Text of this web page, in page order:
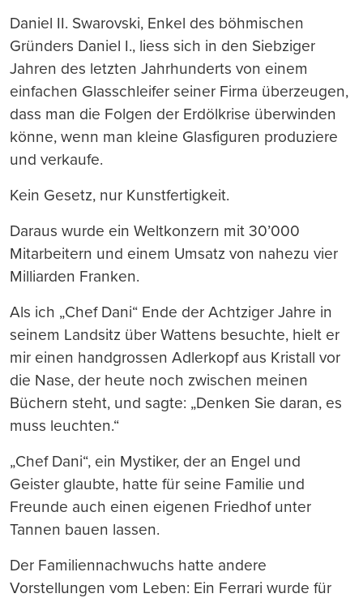
Daniel II. Swarovski, Enkel des böhmischen
Gründers Daniel I., liess sich in den Siebziger
Jahren des letzten Jahrhunderts von einem
einfachen Glasschleifer seiner Firma überzeugen,
dass man die Folgen der Erdölkrise überwinden
könne, wenn man kleine Glasfiguren produziere
und verkaufe.
Kein Gesetz, nur Kunstfertigkeit.
Daraus wurde ein Weltkonzern mit 30’000
Mitarbeitern und einem Umsatz von nahezu vier
Milliarden Franken.
Als ich „Chef Dani“ Ende der Achtziger Jahre in
seinem Landsitz über Wattens besuchte, hielt er
mir einen handgrossen Adlerkopf aus Kristall vor
die Nase, der heute noch zwischen meinen
Büchern steht, und sagte: „Denken Sie daran, es
muss leuchten.“
„Chef Dani“, ein Mystiker, der an Engel und
Geister glaubte, hatte für seine Familie und
Freunde auch einen eigenen Friedhof unter
Tannen bauen lassen.
Der Familiennachwuchs hatte andere
Vorstellungen vom Leben: Ein Ferrari wurde für